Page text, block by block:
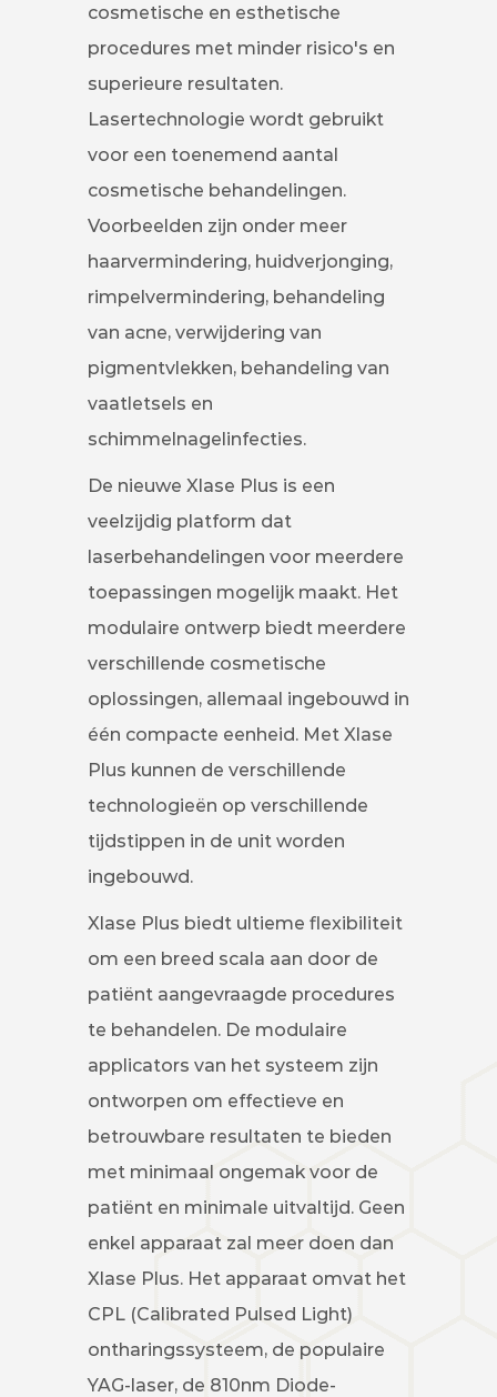
cosmetische en esthetische
procedures met minder risico's en
superieure resultaten.
Lasertechnologie wordt gebruikt
voor een toenemend aantal
cosmetische behandelingen.
Voorbeelden zijn onder meer
haarvermindering, huidverjonging,
rimpelvermindering, behandeling
van acne, verwijdering van
pigmentvlekken, behandeling van
vaatletsels en
schimmelnagelinfecties.
De nieuwe Xlase Plus is een
veelzijdig platform dat
laserbehandelingen voor meerdere
toepassingen mogelijk maakt. Het
modulaire ontwerp biedt meerdere
verschillende cosmetische
oplossingen, allemaal ingebouwd in
één compacte eenheid. Met Xlase
Plus kunnen de verschillende
technologieën op verschillende
tijdstippen in de unit worden
ingebouwd.
Xlase Plus biedt ultieme flexibiliteit
om een breed scala aan door de
patiënt aangevraagde procedures
te behandelen. De modulaire
applicators van het systeem zijn
ontworpen om effectieve en
betrouwbare resultaten te bieden
met minimaal ongemak voor de
patiënt en minimale uitvaltijd. Geen
enkel apparaat zal meer doen dan
Xlase Plus. Het apparaat omvat het
CPL (Calibrated Pulsed Light)
ontharingssysteem, de populaire
YAG-laser, de 810nm Diode-